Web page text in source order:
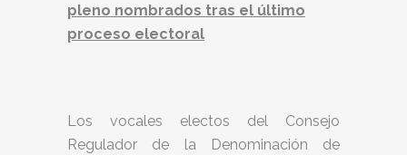
pleno nombrados tras el último
proceso electoral
Los vocales electos del Consejo
Regulador de la Denominación de